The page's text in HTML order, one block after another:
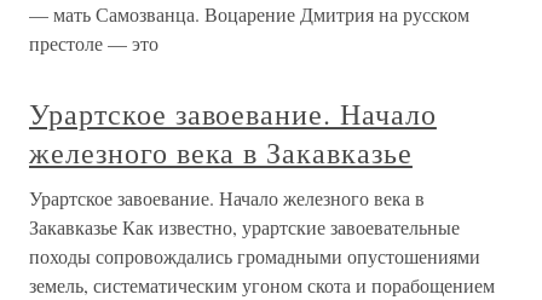
— мать Самозванца. Воцарение Дмитрия на русском
престоле — это
Урартское завоевание. Начало
железного века в Закавказье
Урартское завоевание. Начало железного века в
Закавказье Как известно, урартские завоевательные
походы сопровождались громадными опустошениями
земель, систематическим угоном скота и порабощением